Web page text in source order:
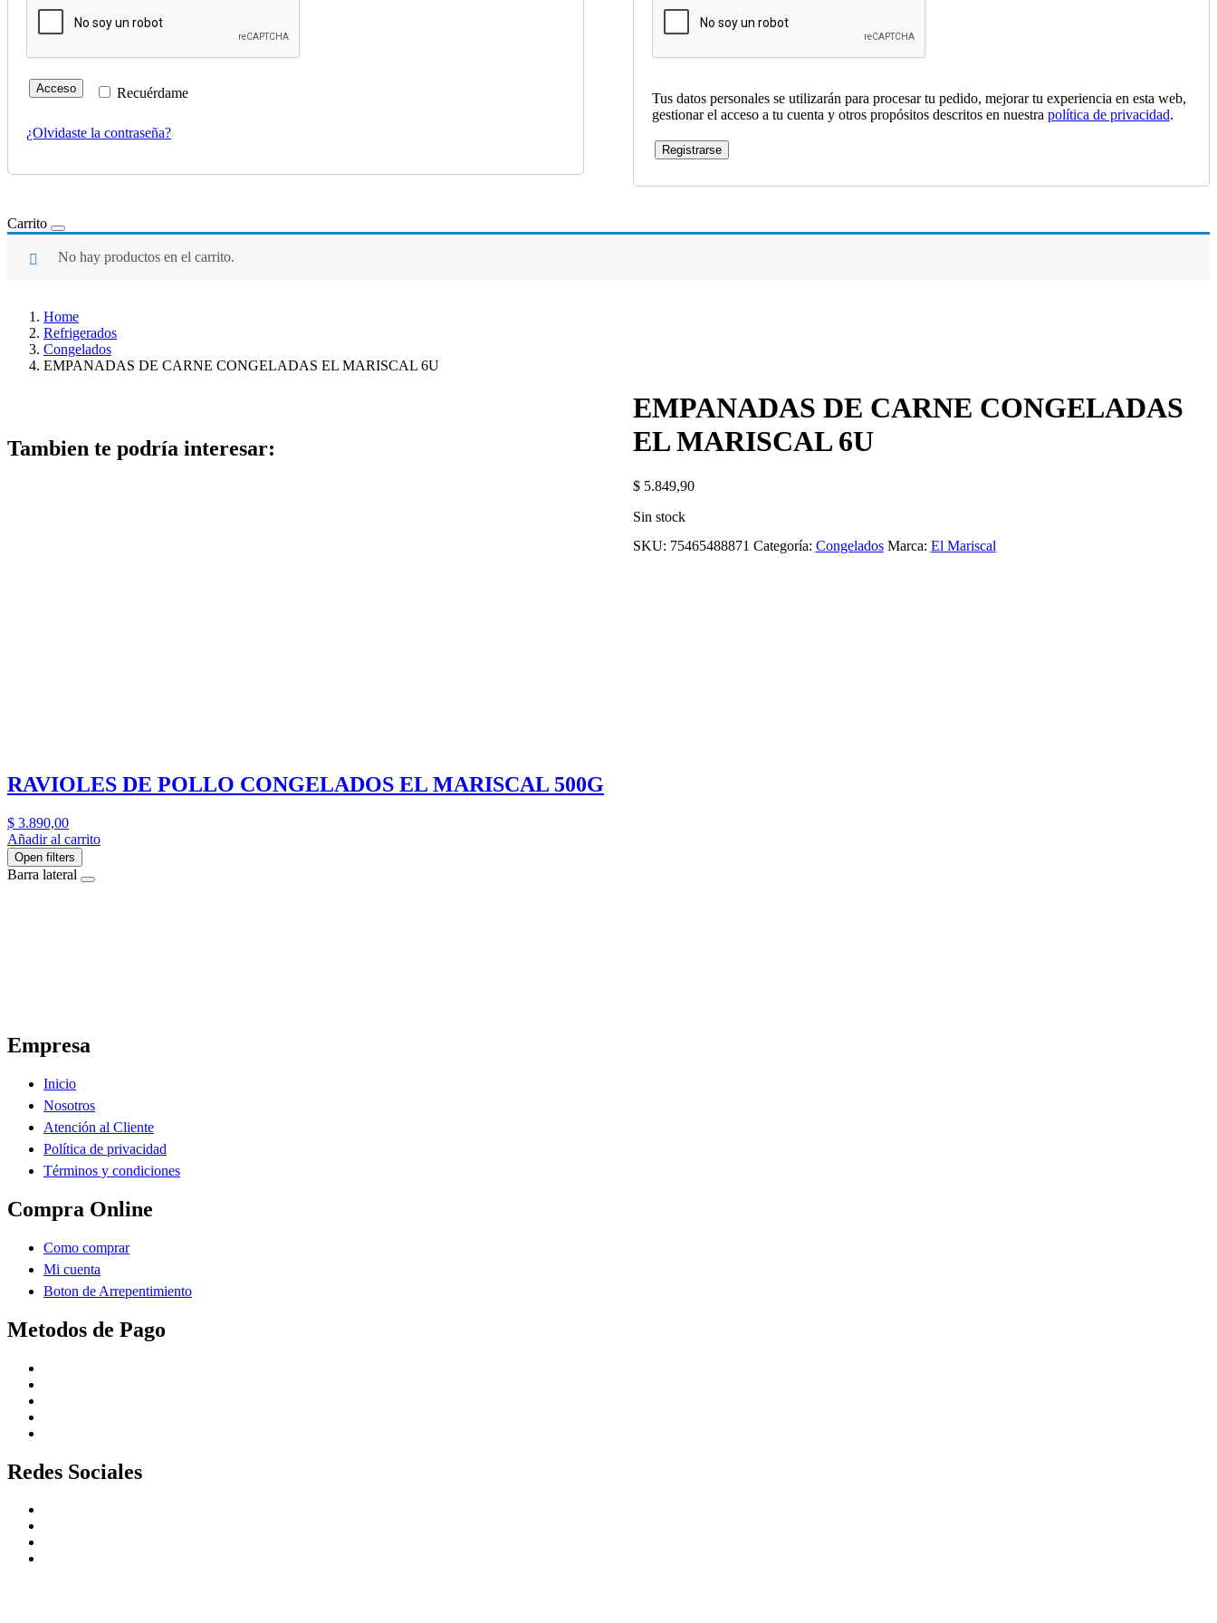
Recuérdame
Acceso
¿Olvidaste la contraseña?
Tus datos personales se utilizarán para procesar tu pedido, mejorar tu experiencia en esta web,
gestionar el acceso a tu cuenta y otros propósitos descritos en nuestra política de privacidad.
Registrarse
Carrito
No hay productos en el carrito.
Home
Refrigerados
Congelados
EMPANADAS DE CARNE CONGELADAS EL MARISCAL 6U
EMPANADAS DE CARNE CONGELADAS
EL MARISCAL 6U
$5.849,90
Sin stock
SKU: 75465488871 Categoría: Congelados Marca: El Mariscal
Tambien te podría interesar:
RAVIOLES DE POLLO CONGELADOS EL MARISCAL 500G
$ 3.890,00
Añadir al carrito
Open filters
Barra lateral
Empresa
Inicio
Nosotros
Atención al Cliente
Política de privacidad
Términos y condiciones
Compra Online
Como comprar
Mi cuenta
Boton de Arrepentimiento
Metodos de Pago
Redes Sociales